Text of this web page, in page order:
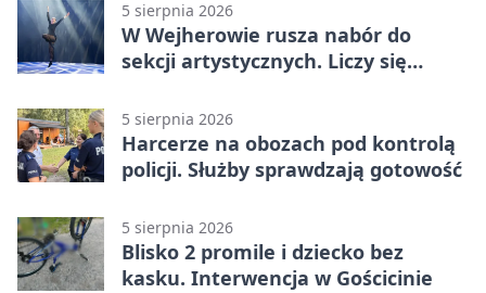
5 sierpnia 2026
W Wejherowie rusza nabór do
sekcji artystycznych. Liczy się
5 sierpnia 2026
Harcerze na obozach pod kontrolą
policji. Służby sprawdzają gotowość
5 sierpnia 2026
Blisko 2 promile i dziecko bez
kasku. Interwencja w Gościcinie